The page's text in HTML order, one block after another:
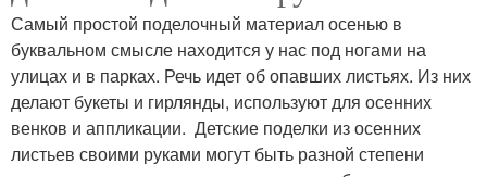
Самый простой поделочный материал осенью в
буквальном смысле находится у нас под ногами на
улицах и в парках. Речь идет об опавших листьях. Из них
делают букеты и гирлянды, используют для осенних
венков и аппликации. Детские поделки из осенних
листьев своими руками могут быть разной степени